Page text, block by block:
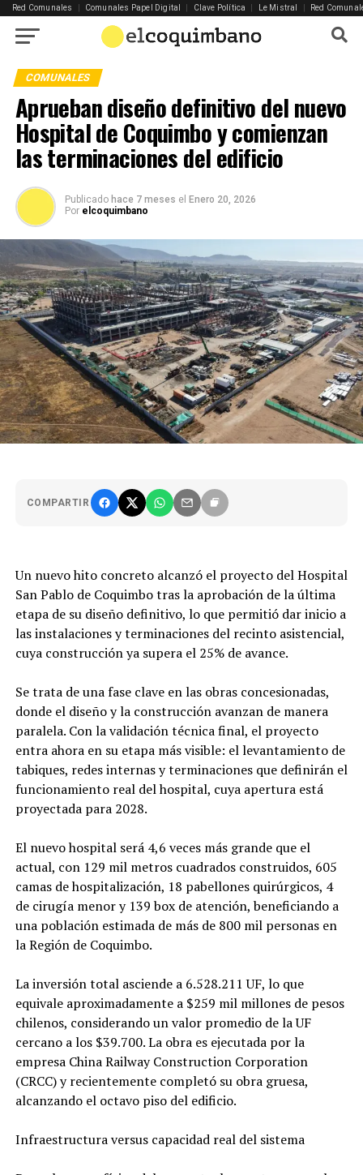
Red Comunales Comunales Papel Digital Clave Política Le Mistral Red
COMUNALES
Aprueban diseño definitivo del nuevo
Hospital de Coquimbo y comienzan
las terminaciones del edificio
Publicado hace 7 meses el Enero 20, 2026
Por elcoquimbano
COMPARTIR
Un nuevo hito concreto alcanzó el proyecto del Hospital
San Pablo de Coquimbo tras la aprobación de la última
etapa de su diseño definitivo, lo que permitió dar inicio a
las instalaciones y terminaciones del recinto asistencial,
cuya construcción ya supera el 25% de avance.
Se trata de una fase clave en las obras concesionadas,
donde el diseño y la construcción avanzan de manera
paralela. Con la validación técnica final, el proyecto
entra ahora en su etapa más visible: el levantamiento de
tabiques, redes internas y terminaciones que definirán el
funcionamiento real del hospital, cuya apertura está
proyectada para 2028.
El nuevo hospital será 4,6 veces más grande que el
actual, con 129 mil metros cuadrados construidos, 605
camas de hospitalización, 18 pabellones quirúrgicos, 4
de cirugía menor y 139 box de atención, beneficiando a
una población estimada de más de 800 mil personas en
la Región de Coquimbo.
La inversión total asciende a 6.528.211 UF, lo que
equivale aproximadamente a $259 mil millones de pesos
chilenos, considerando un valor promedio de la UF
cercano a los $39.700. La obra es ejecutada por la
empresa China Railway Construction Corporation
(CRCC) y recientemente completó su obra gruesa,
alcanzando el octavo piso del edificio.
Infraestructura versus capacidad real del sistema